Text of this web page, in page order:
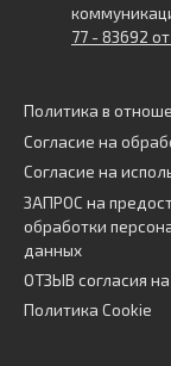
77 - 83692
Политика в
Согласие на
Согласие на
ЗАПРОС на
обработки
данных
ОТЗЫВ согласия
Политика Cookie